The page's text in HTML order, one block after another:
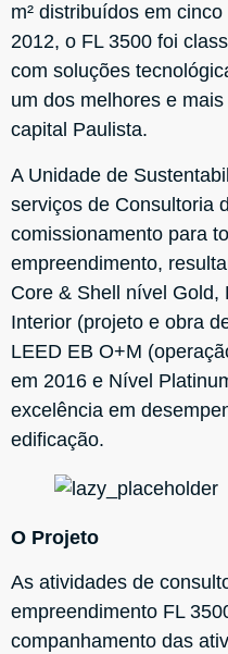
m² distribuídos em
2012, o FL 3500 foi
com soluções
um dos melhores e
capital Paulista.
A Unidade de
serviços de Consultoria
comissionamento para
empreendimento,
Core & Shell nível Gold,
Interior (projeto e obra
LEED EB O+M
em 2016 e Nível
excelência em
edificação.
O Projeto
As atividades de
empreendimento FL
companhamento das